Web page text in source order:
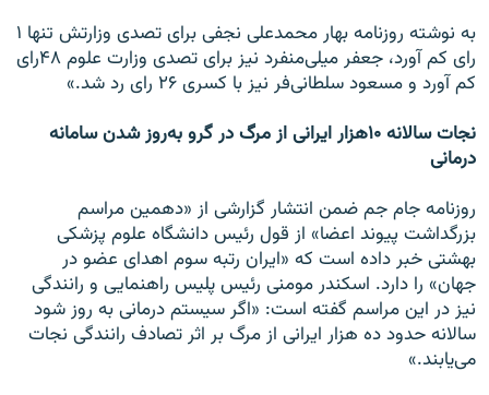
به نوشته روزنامه بهار محمدعلی نجفی برای تصدی وزارتش تنها ۱
رای کم آورد، جعفر میلی‌منفرد نیز برای تصدی وزارت علوم ۴۸رای
کم آورد و مسعود سلطانی‌فر نیز با کسری ۲۶ رای رد شد.»
نجات سالانه ۱۰هزار ایرانی از مرگ در گرو به‌روز شدن سامانه
درمانی
روزنامه جام جم ضمن انتشار گزارشی از «دهمین مراسم
بزرگداشت پیوند اعضا» از قول رئیس دانشگاه علوم پزشکی
بهشتی خبر داده است که «ایران رتبه سوم اهدای عضو در
جهان» را دارد. اسکندر مومنی رئیس پلیس راهنمایی و رانندگی
نیز در این مراسم گفته است: «اگر سیستم درمانی به روز شود
سالانه حدود ده هزار ایرانی از مرگ بر اثر تصادف رانندگی نجات
می‌یابند.»